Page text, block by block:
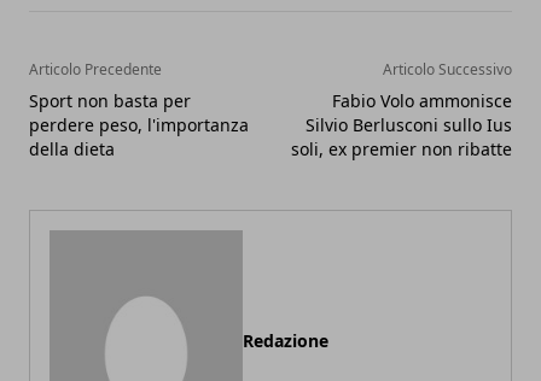
Articolo Precedente
Sport non basta per
perdere peso, l'importanza
della dieta
Articolo Successivo
Fabio Volo ammonisce
Silvio Berlusconi sullo Ius
soli, ex premier non ribatte
Redazione